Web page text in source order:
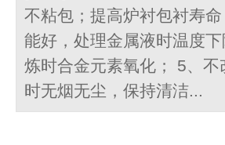
不粘包；提高炉衬包衬寿
能好，处理金属液时温度
炼时合金元素氧化； 5、
时无烟无尘，保持清洁...